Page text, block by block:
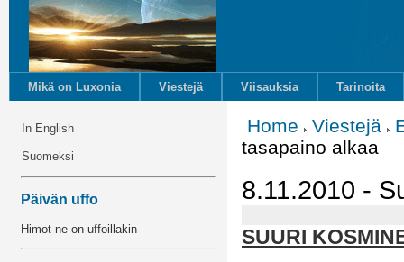
Mikä on Luxonia Viestejä Viisauksia Tarinoita
In English
Suomeksi
Päivän uffo
Himot ne on uffoillakin
Home Viestejä
tasapaino alkaa
8.11.2010 -
SUURI